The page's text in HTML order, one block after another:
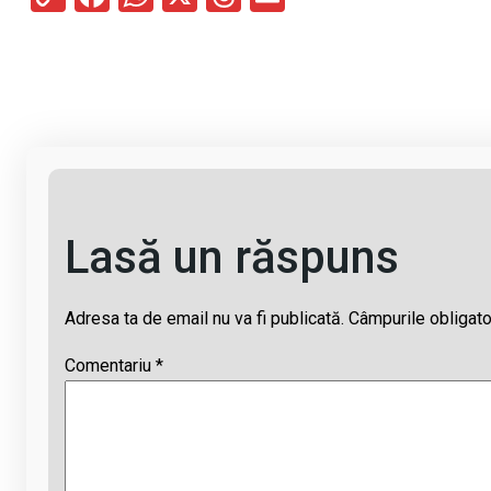
k
o
p
s
Lasă un răspuns
Adresa ta de email nu va fi publicată. Câmpurile
Comentariu *